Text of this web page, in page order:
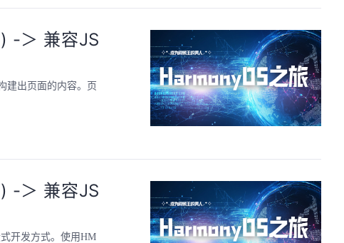
-＞ 兼容JS
建出页面的内容。页
-＞ 兼容JS
开发方式。使用HM